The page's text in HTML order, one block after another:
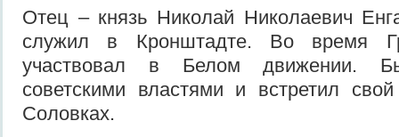
Отец – князь Николай Николаевич
служил в Кронштадте. Во время
участвовал в Белом движении.
советскими властями и встретил
Соловках.